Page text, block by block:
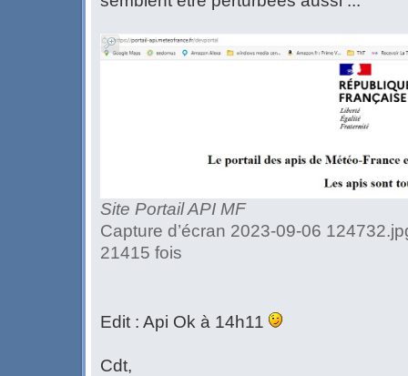
Site Portail API MF
Capture d’écran 2023-09-06
21415 fois
Edit : Api Ok à 14h11
Cdt,